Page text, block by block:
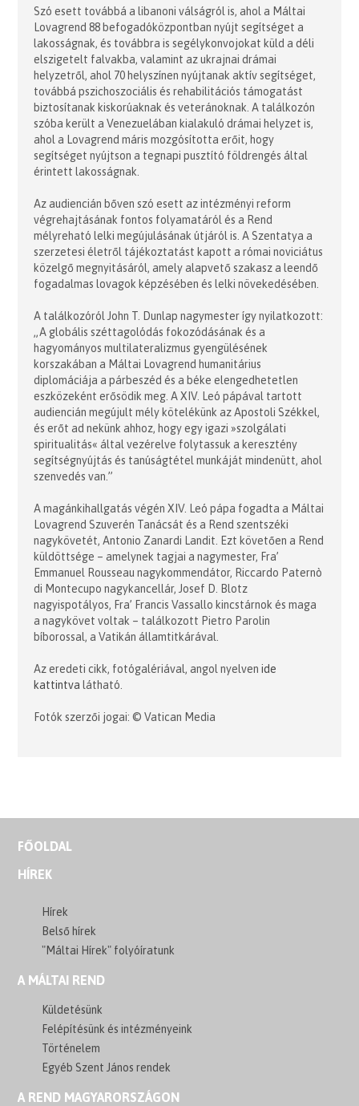
Szó esett továbbá a libanoni válságról is, ahol a Máltai
Lovagrend 88 befogadóközpontban nyújt segítséget a
lakosságnak, és továbbra is segélykonvojokat küld a déli
elszigetelt falvakba, valamint az ukrajnai drámai
helyzetről, ahol 70 helyszínen nyújtanak aktív segítséget,
továbbá pszichoszociális és rehabilitációs támogatást
biztosítanak kiskorúaknak és veteránoknak. A találkozón
szóba került a Venezuelában kialakuló drámai helyzet is,
ahol a Lovagrend máris mozgósította erőit, hogy
segítséget nyújtson a tegnapi pusztító földrengés által
érintett lakosságnak.
Az audiencián bőven szó esett az intézményi reform
végrehajtásának fontos folyamatáról és a Rend
mélyreható lelki megújulásának útjáról is. A Szentatya a
szerzetesi életről tájékoztatást kapott a római noviciátus
közelgő megnyitásáról, amely alapvető szakasz a leendő
fogadalmas lovagok képzésében és lelki növekedésében.
A találkozóról John T. Dunlap nagymester így nyilatkozott:
„A globális széttagolódás fokozódásának és a
hagyományos multilateralizmus gyengülésének
korszakában a Máltai Lovagrend humanitárius
diplomáciája a párbeszéd és a béke elengedhetetlen
eszközeként erősödik meg. A XIV. Leó pápával tartott
audiencián megújult mély kötelékünk az Apostoli Székkel,
és erőt ad nekünk ahhoz, hogy egy igazi »szolgálati
spiritualitás« által vezérelve folytassuk a keresztény
segítségnyújtás és tanúságtétel munkáját mindenütt, ahol
szenvedés van.”
A magánkihallgatás végén XIV. Leó pápa fogadta a Máltai
Lovagrend Szuverén Tanácsát és a Rend szentszéki
nagykövetét, Antonio Zanardi Landit. Ezt követően a Rend
küldöttsége – amelynek tagjai a nagymester, Fra’
Emmanuel Rousseau nagykommendátor, Riccardo Paternò
di Montecupo nagykancellár, Josef D. Blotz
nagyispotályos, Fra’ Francis Vassallo kincstárnok és maga
a nagykövet voltak – találkozott Pietro Parolin
bíborossal, a Vatikán államtitkárával.
Az eredeti cikk, fotógalériával, angol nyelven ide
kattintva látható.
Fotók szerzői jogai: © Vatican Media
FŐOLDAL
HÍREK
Hírek
Belső hírek
"Máltai Hírek" folyóíratunk
A MÁLTAI REND
Küldetésünk
Felépítésünk és intézményeink
Történelem
Egyéb Szent János rendek
A REND MAGYARORSZÁGON